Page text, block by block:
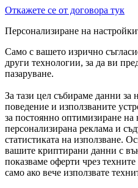
Откажете се от договора тук
Персонализиране на
Само с вашето изрично
други технологии, за да ви
пазаруване.
За тази цел събираме данни за
поведение и използваните
за постоянно оптимизиране на
персонализирана реклама и
статистиката на използване.
вашите криптирани данни с
показваме оферти чрез
само ако вече използвате